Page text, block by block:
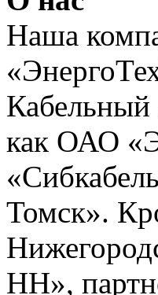
Наша
Кабельный
как ОАО
Томск».
НН»,